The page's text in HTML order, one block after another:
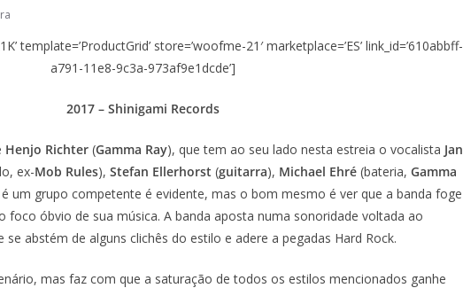
template=’ProductGrid’ store=’woofme-21′ marketplace=’ES’ link_id=’610abbff-
a791-11e8-9c3a-973af9e1dcde’]
2017 – Shinigami Records
Henjo Richter (Gamma Ray), que tem ao seu lado nesta estreia o vocalista Jan
ex-Mob Rules), Stefan Ellerhorst (guitarra), Michael Ehré (bateria, Gamma
é um grupo competente é evidente, mas o bom mesmo é ver que a banda foge
foco óbvio de sua música. A banda aposta numa sonoridade voltada ao
abstém de alguns clichês do estilo e adere a pegadas Hard Rock.
mas faz com que a saturação de todos os estilos mencionados ganhe